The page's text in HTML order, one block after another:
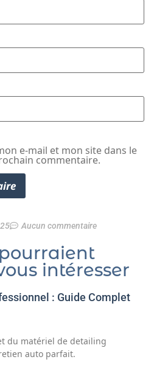
e-mail et mon site dans le
commentaire.
Aucun commentaire
intéresser
: Guide Complet
du matériel de detailing
auto parfait.